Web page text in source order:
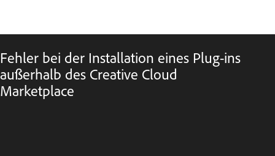
Fehler bei der Installation eines Plug-ins
außerhalb des Creative Cloud
Marketplace